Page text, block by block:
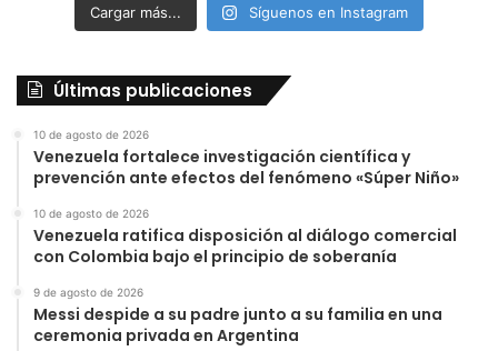
Cargar más... Síguenos en Instagram
Últimas publicaciones
10 de agosto de 2026
Venezuela fortalece investigación científica y
prevención ante efectos del fenómeno «Súper Niño»
10 de agosto de 2026
Venezuela ratifica disposición al diálogo comercial
con Colombia bajo el principio de soberanía
9 de agosto de 2026
Messi despide a su padre junto a su familia en una
ceremonia privada en Argentina